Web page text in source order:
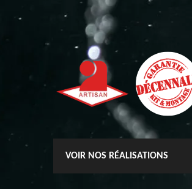
VOIR NOS RÉALISATIONS